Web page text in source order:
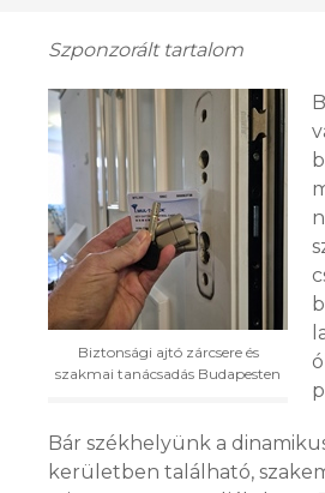
Szponzorált tartalom
Biztonsági ajtó zárcsere és
szakmai tanácsadás Budapesten
Bár székhelyünk a
kerületben található,